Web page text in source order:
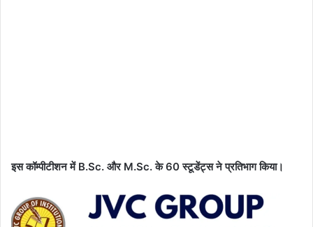
इस कॉम्पीटीशन में B.Sc. और M.Sc. के 60 स्टूडेंट्स ने प्रतिभाग किया।